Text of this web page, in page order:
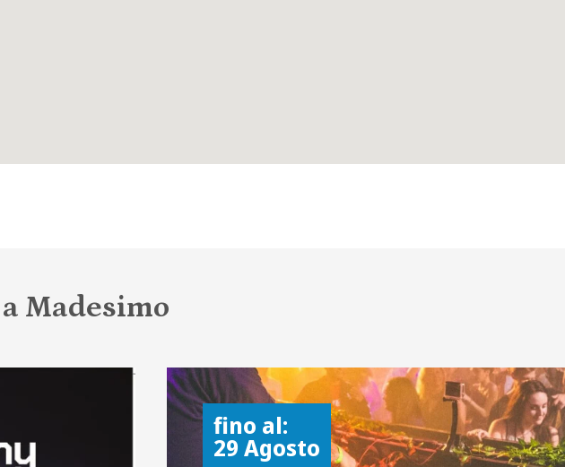
Madesimo
fino al:
29 Agosto